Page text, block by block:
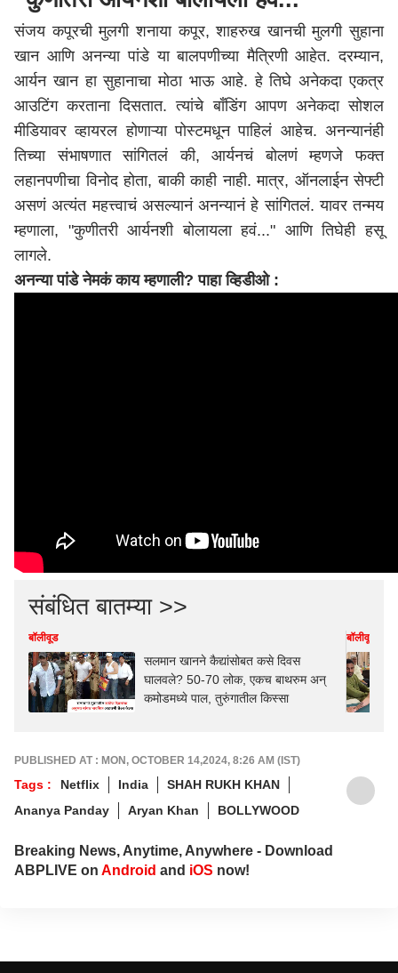
संजय कपूरची मुलगी शनाया कपूर, शाहरुख खानची मुलगी सुहाना
खान आणि अनन्या पांडे या बालपणीच्या मैत्रिणी आहेत. दरम्यान,
आर्यन खान हा सुहानाचा मोठा भाऊ आहे. हे तिघे अनेकदा एकत्र
आउटिंग करताना दिसतात. त्यांचे बाँडिंग आपण अनेकदा सोशल
मीडियावर व्हायरल होणाऱ्या पोस्टमधून पाहिलं आहेच. अनन्यानंही
तिच्या संभाषणात सांगितलं की, आर्यनचं बोलणं म्हणजे फक्त
लहानपणीचा विनोद होता, बाकी काही नाही. मात्र, ऑनलाईन सेफ्टी
असणं अत्यंत महत्त्वाचं असल्यानं अनन्यानं हे सांगितलं. यावर तन्मय
म्हणाला, "कुणीतरी आर्यनशी बोलायला हवं..." आणि तिघेही हसू
लागले.
अनन्या पांडे नेमकं काय म्हणाली? पाहा व्हिडीओ :
संबंधित बातम्या >>
बॉलीवूड
सलमान खानने कैद्यांसोबत कसे दिवस
घालवले? 50-70 लोक, एकच बाथरुम अन्
कमोडमध्ये पाल, तुरुंगातील किस्सा
बॉलीवूड
PUBLISHED AT : MON, OCTOBER 14,2024, 8:26 AM (IST)
Tags : Netflix India
SHAH RUKH KHAN
Ananya Panday
Aryan Khan BOLLYWOOD
Breaking News, Anytime, Anywhere - Download
ABPLIVE on Android and iOS now!